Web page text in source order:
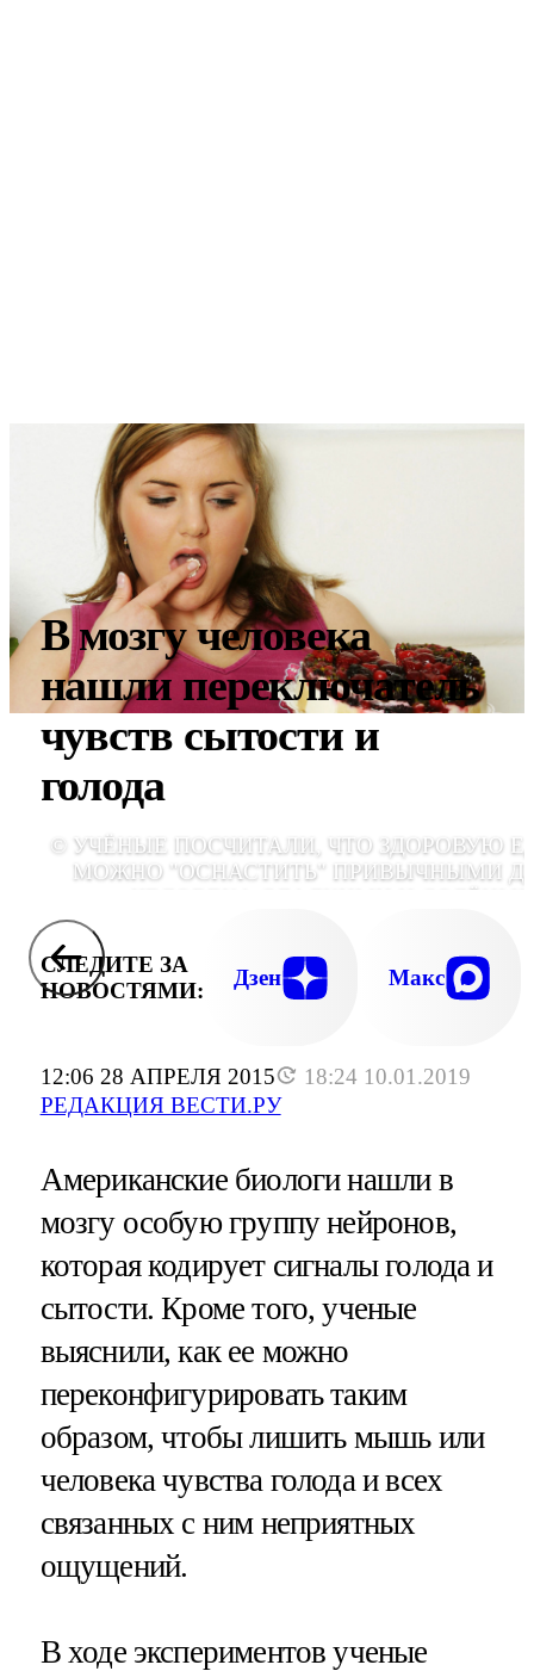
12:06 28 АПРЕЛЯ 2015
18:24 10.01.2019
РЕДАКЦИЯ ВЕСТИ.РУ
В мозгу человека
нашли переключатель
чувств сытости и
голода
© УЧЁНЫЕ ПОСЧИТАЛИ, ЧТО ЗДОРОВУЮ
МОЖНО "ОСНАСТИТЬ" ПРИВЫЧНЫМИ
ЧЕЛОВЕКА СЛАДКИМИ И
АРОМАТАМИ И ТЕМ САМЫМ
РЕШИТЬ ПРОБЛЕМУ
СЛЕДИТЕ ЗА
НОВОСТЯМИ:
Дзен Макс
Американские биологи нашли в
мозгу особую группу нейронов,
которая кодирует сигналы голода и
сытости. Кроме того, ученые
выяснили, как ее можно
переконфигурировать таким
образом, чтобы лишить мышь или
человека чувства голода и всех
связанных с ним неприятных
ощущений.
В ходе экспериментов ученые